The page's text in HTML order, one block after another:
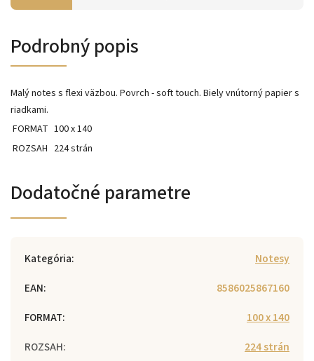
Podrobný popis
Malý notes s flexi väzbou. Povrch - soft touch. Biely vnútorný papier s
riadkami.
FORMAT 100 x 140
ROZSAH 224 strán
Dodatočné parametre
Kategória:
Notesy
EAN:
8586025867160
FORMAT:
100 x 140
ROZSAH: 224 strán